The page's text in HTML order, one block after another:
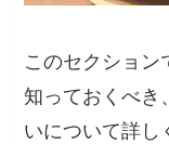
このセクション
知っておくべき
いについて詳し